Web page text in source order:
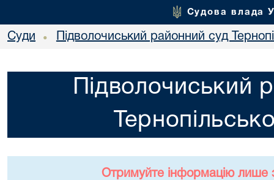
Судова влада
Суди • Підволочиський районний суд
Підволочиський
Отримуйте інформацію лише